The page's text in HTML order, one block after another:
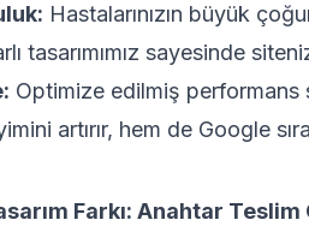
Hastalarınızın büyük
tasarımımız sayesinde
Optimize edilmiş performans
artırır, hem de Google
Farkı: Anahtar